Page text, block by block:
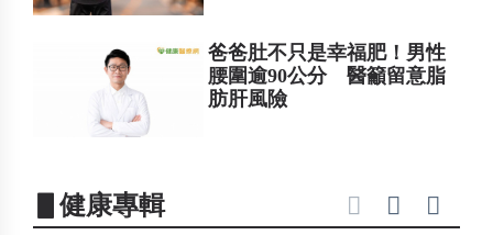
爸爸肚不只是幸福肥！男性
腰圍逾90公分 醫籲留意脂
肪肝風險
▋健康專輯